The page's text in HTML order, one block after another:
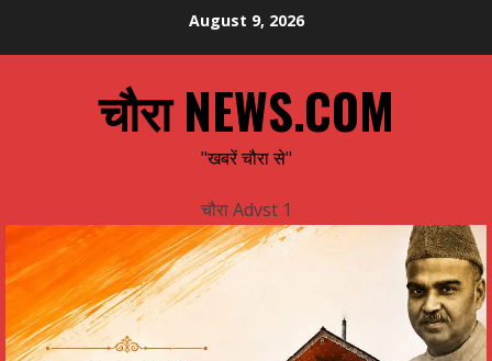
August 9, 2026
चौरा NEWS.COM
"खबरें चौरा से"
चौरा Advst 1